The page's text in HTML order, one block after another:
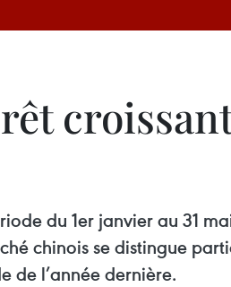
du 1er janvier au 31
chinois se distingue
de l’année dernière.